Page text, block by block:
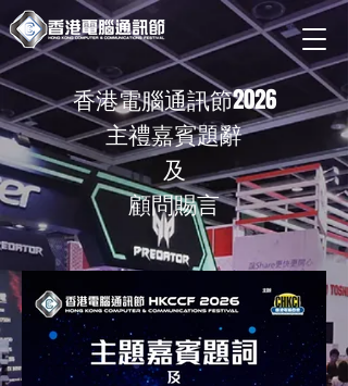
香港電腦通訊節2026
主禮嘉賓題辭
及
顧問賜言